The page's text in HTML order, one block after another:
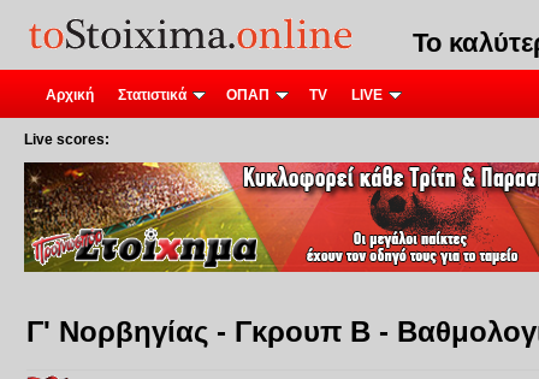
Το
Αρχική Στατιστικά ΟΠΑΠ TV LIVE
Live scores:
Γ' Νορβηγίας - Γκρουπ Β -